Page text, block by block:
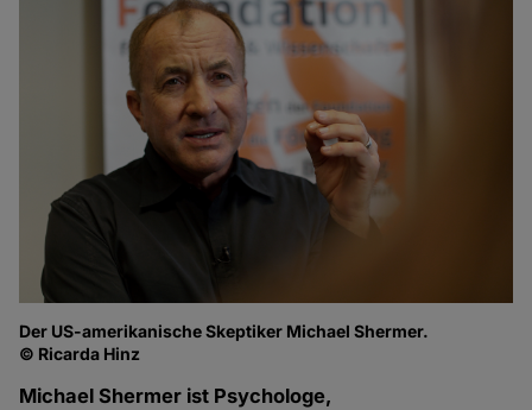
Der US-amerikanische Skeptiker Michael Shermer.
© Ricarda Hinz
Michael Shermer ist Psychologe,